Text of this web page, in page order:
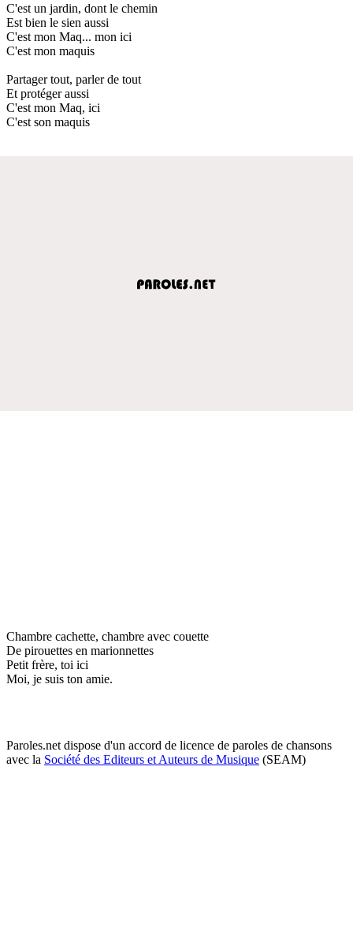
C'est un jardin, dont le chemin
Est bien le sien aussi
C'est mon Maq... mon ici
C'est mon maquis
Partager tout, parler de tout
Et protéger aussi
C'est mon Maq, ici
C'est son maquis
Chambre cachette, chambre avec couette
De pirouettes en marionnettes
Petit frère, toi ici
Moi, je suis ton amie.
Paroles.net dispose d'un accord de licence de paroles de chansons
avec la Société des Editeurs et Auteurs de Musique (SEAM)